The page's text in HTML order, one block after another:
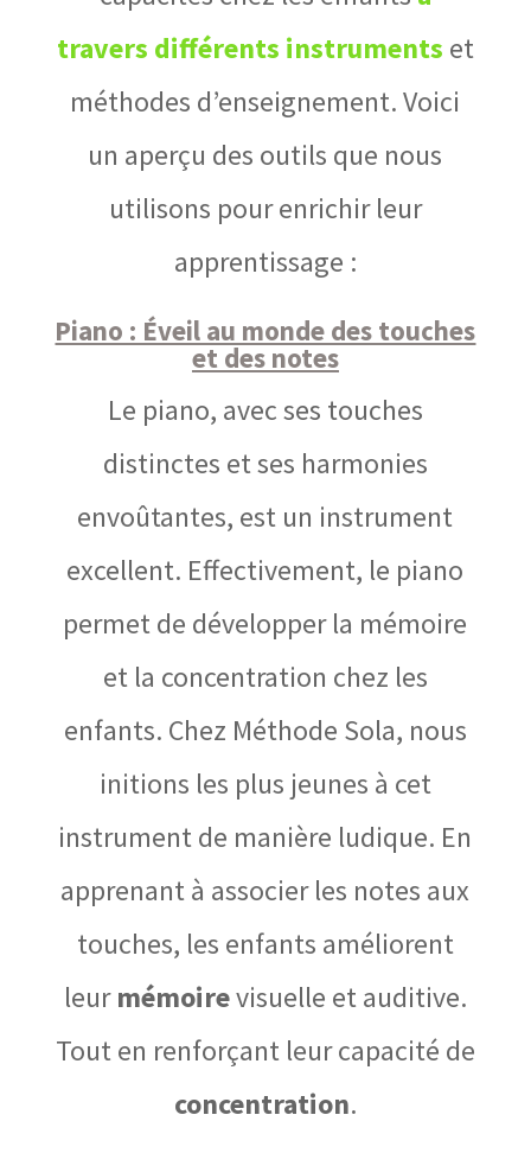
travers différents instruments et
méthodes d’enseignement. Voici
un aperçu des outils que nous
utilisons pour enrichir leur
apprentissage :
Piano : Éveil au monde des touches
et des notes
Le piano, avec ses touches
distinctes et ses harmonies
envoûtantes, est un instrument
excellent. Effectivement, le piano
permet de développer la mémoire
et la concentration chez les
enfants. Chez Méthode Sola, nous
initions les plus jeunes à cet
instrument de manière ludique. En
apprenant à associer les notes aux
touches, les enfants améliorent
leurmémoirevisuelle et auditive.
Tout en renforçant leur capacité de
concentration.